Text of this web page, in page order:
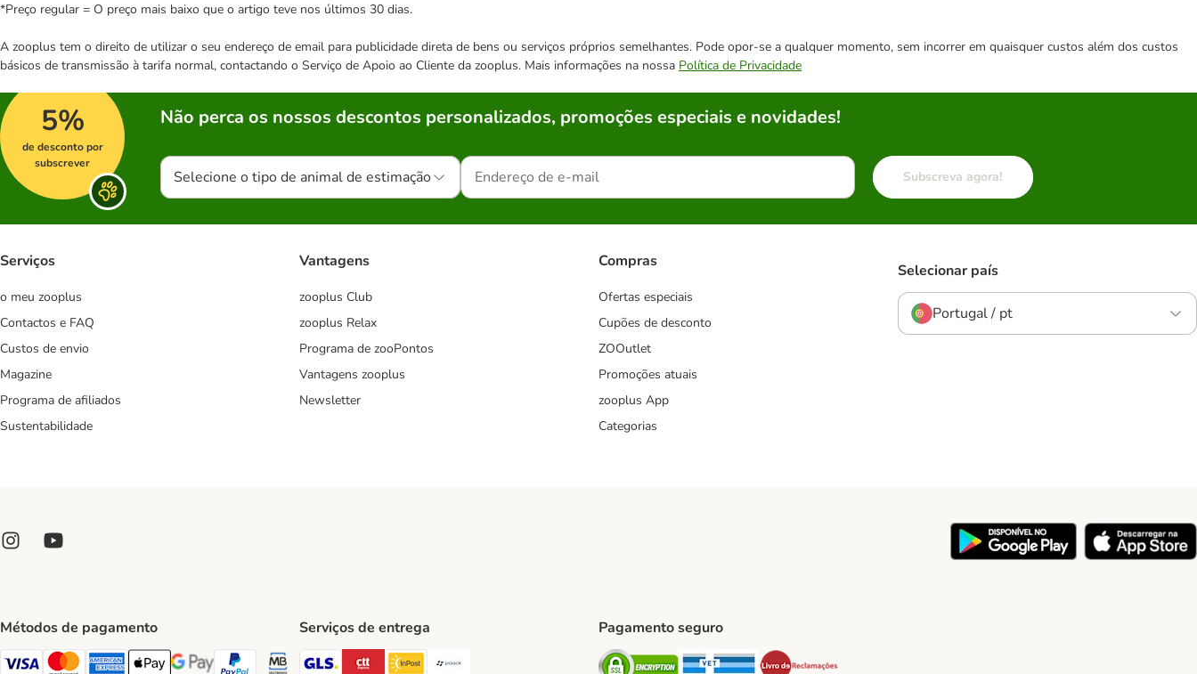
*Preço regular = O preço mais baixo que o artigo teve nos últimos 30 dias.
A zooplus tem o direito de utilizar o seu endereço de email para publicidade direta de bens ou serviços próprios semelhantes. Pode opor-se a qualquer momento, sem incorrer em quaisquer custos além dos custos
básicos de transmissão à tarifa normal, contactando o Serviço de Apoio ao Cliente da zooplus. Mais informações na nossa Política de Privacidade
5%
de desconto por
subscrever
Não perca os nossos descontos personalizados, promoções especiais e novidades!
Selecione o tipo de animal de estimação Subscreva agora!
Serviços
o meu zooplus
Contactos e FAQ
Custos de envio
Magazine
Programa de afiliados
Sustentabilidade
Vantagens
zooplus Club
zooplus Relax
Programa de zooPontos
Vantagens zooplus
Newsletter
Compras
Ofertas especiais
Cupões de desconto
ZOOutlet
Promoções atuais
zooplus App
Categorias
Selecionar país
Portugal / pt
Métodos de pagamento Serviços de entrega
GLS Shipping Method
CTTExpress Shipping Method
InPost Shipping Method
Paack Shipping Method
Pagamento seguro
Security Security